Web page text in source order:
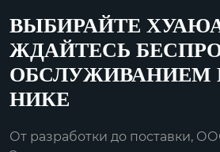
ВЫБИРАЙТЕ
ЖДАЙТЕСЬ
ОБСЛУЖИВАНИЕМ
НИКЕ
От разработки до поставки,